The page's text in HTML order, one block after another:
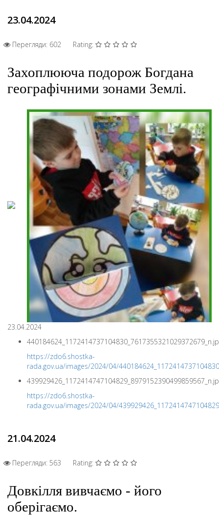
23.04.2024
Перегляди: 602 Rating:
Захоплююча подорож Богдана
географічними зонами Землі.
23.04.2024
https://zdo6.shostka-
rada.gov.ua/images/2024/04/
https://zdo6.shostka-
rada.gov.ua/images/2024/04/
21.04.2024
Перегляди: 563 Rating:
Довкілля вивчаємо - його
оберігаємо.